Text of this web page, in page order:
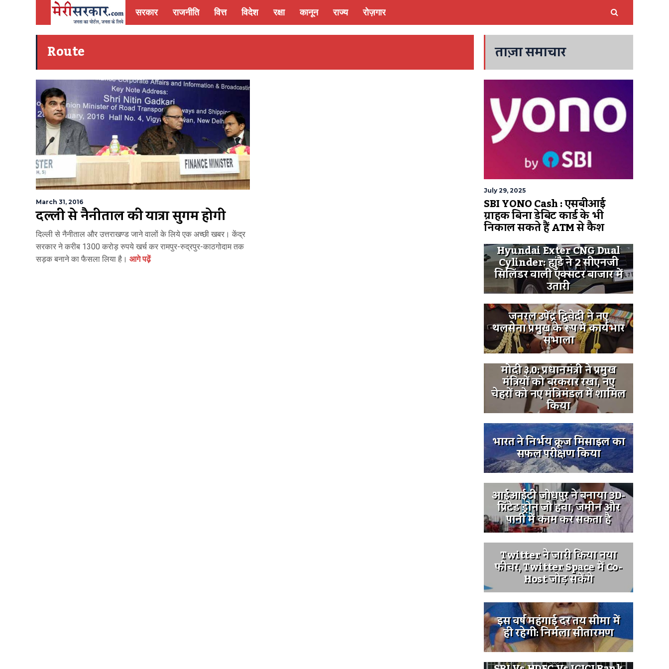
सरकार राजनीति वित्त विदेश रक्षा कानून राज्य रोज़गार
Route
March 31, 2016
दिल्ली से नैनीताल की यात्रा सुगम होगी
दिल्ली से नैनीताल और उत्तराखण्ड जाने वालों के लिये एक अच्छी खबर। केंद्र
सरकार ने करीब 1300 करोड़ रुपये खर्च कर रामपुर-रुद्रपुर-काठगोदाम तक
सड़क बनाने का फैसला लिया है। आगे पढ़ें
ताज़ा समाचार
July 29, 2025
SBI YONO Cash : एसबीआई
ग्राहक बिना डेबिट कार्ड के भी
निकाल सकते हैं ATM से कैश
Hyundai Exter CNG Dual
Cylinder: ह्युंडै ने 2 सीएनजी
सिलिंडर वाली एक्सटर बाजार में
उतारी
जनरल उपेंद्र द्विवेदी ने नए
थलसेना प्रमुख के रूप में कार्यभार
संभाला
मोदी ३.0: प्रधानमंत्री ने प्रमुख
मंत्रियों को बरकरार रखा, नए
चेहरों को नए मंत्रिमंडल में शामिल
किया
भारत ने निर्भय क्रूज मिसाइल का
सफल परीक्षण किया
आईआईटी जोधपुर ने बनाया 3D-
प्रिंटेड ड्रोन जो हवा, जमीन और
पानी में काम कर सकता है
Twitter ने जारी किया नया
फीचर, Twitter Space में Co-
Host जोड़ सकेंगे
इस वर्ष महंगाई दर तय सीमा में
ही रहेगी: निर्मला सीतारमण